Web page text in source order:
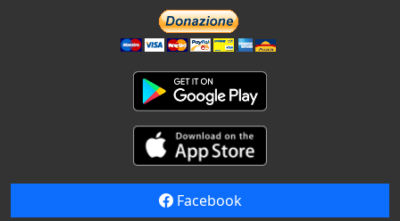
Facebook